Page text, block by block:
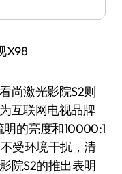
X98
激光影院S2则
互联网电视品牌
的亮度和10000:1
受环境干扰，清
院S2的推出表明